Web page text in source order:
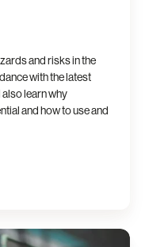
and risks in the
with the latest
learn why
and how to use and